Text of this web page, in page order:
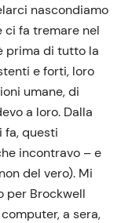
nascondiamo
ci fa tremare nel
prima di tutto la
e forti, loro
umane, di
a loro. Dalla
fa, questi
incontravo – e
del vero). Mi
per Brockwell
a sera,